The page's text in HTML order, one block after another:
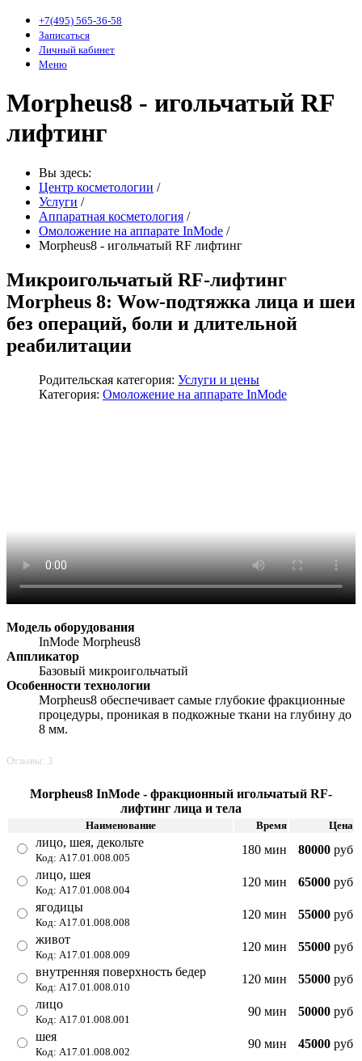
+7(495) 565-36-58
Записаться
Личный кабинет
Меню
Morpheus8 - игольчатый RF
лифтинг
Вы здесь:
Центр косметологии /
Услуги /
Аппаратная косметология /
Омоложение на аппарате InMode /
Morpheus8 - игольчатый RF лифтинг
Микроигольчатый RF-лифтинг
Morpheus 8: Wow-подтяжка лица и шеи
без операций, боли и длительной
реабилитации
Родительская категория: Услуги и цены
Категория: Омоложение на аппарате InMode
Модель оборудования
InMode Morpheus8
Аппликатор
Базовый микроигольчатый
Особенности технологии
Morpheus8 обеспечивает самые глубокие фракционные
процедуры, проникая в подкожные ткани на глубину до
8 мм.
Отзывы: 3
Morpheus8 InMode - фракционный игольчатый RF-
лифтинг лица и тела
Наименование Время Цена
лицо, шея, декольте
Код: А17.01.008.005
180 мин 80000 руб
лицо, шея
Код: А17.01.008.004
120 мин 65000 руб
ягодицы
Код: А17.01.008.008
120 мин 55000 руб
живот
Код: А17.01.008.009
120 мин 55000 руб
внутренняя поверхность бедер
Код: А17.01.008.010
120 мин 55000 руб
лицо
Код: А17.01.008.001
90 мин 50000 руб
шея
Код: А17.01.008.002
90 мин 45000 руб